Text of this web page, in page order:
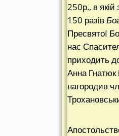
250р., в
150 разів
Пресвятої
нас
приходить
Анна Гнатюк
нагородив